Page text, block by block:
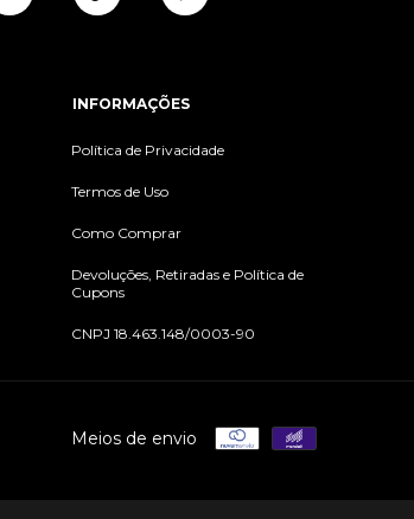
INFORMAÇÕES
Política de Privacidade
Termos de Uso
Como Comprar
Devoluções, Retiradas e Política de
Cupons
CNPJ 18.463.148/0003-90
Meios de envio